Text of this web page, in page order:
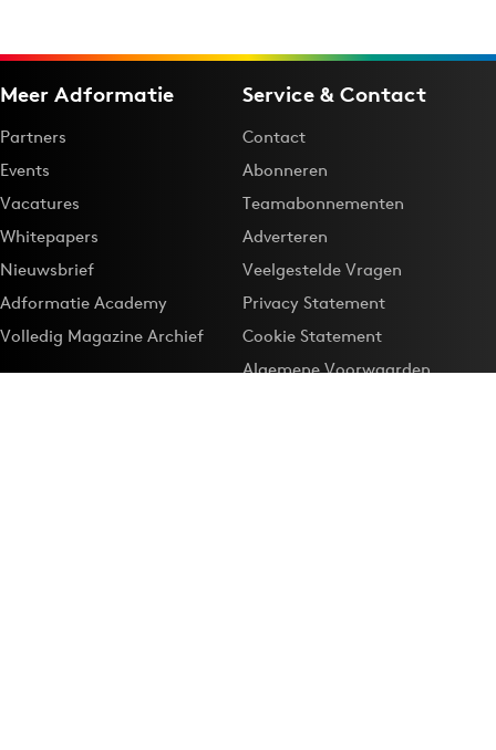
Meer Adformatie
Partners
Events
Vacatures
Whitepapers
Nieuwsbrief
Adformatie Academy
Volledig Magazine Archief
Service & Contact
Contact
Abonneren
Teamabonnementen
Adverteren
Veelgestelde Vragen
Privacy Statement
Cookie Statement
Algemene Voorwaarden